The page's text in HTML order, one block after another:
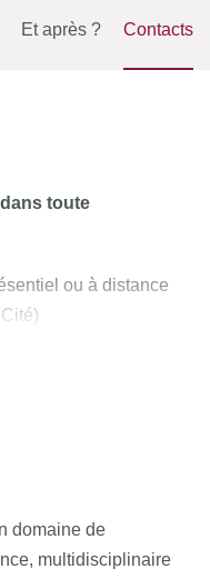
Et après ? Contacts
toute
ou à distance
domaine de
multidisciplinaire